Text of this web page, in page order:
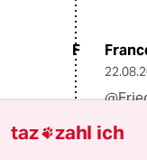
F
ist
taz zahl ich